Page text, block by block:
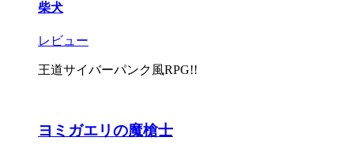
柴犬
レビュー
王道サイバーパンク風RPG!!
ヨミガエリの魔槍士